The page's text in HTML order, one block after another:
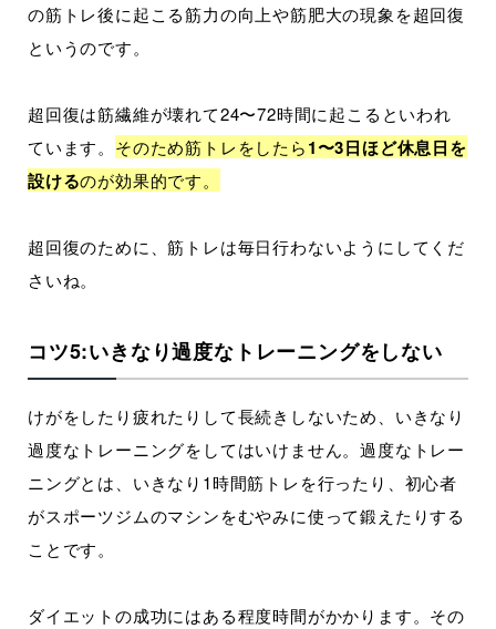
の筋トレ後に起こる筋力の向上や筋肥大の現象を超回復
というのです。
超回復は筋繊維が壊れて24〜72時間に起こるといわれ
ています。 そのため筋トレをしたら1〜3日ほど休息日を
設けるのが効果的です。
超回復のために、筋トレは毎日行わないようにしてくだ
さいね。
コツ5:いきなり過度なトレーニングをしない
けがをしたり疲れたりして長続きしないため、いきなり
過度なトレーニングをしてはいけません。過度なトレー
ニングとは、いきなり1時間筋トレを行ったり、初心者
がスポーツジムのマシンをむやみに使って鍛えたりする
ことです。
ダイエットの成功にはある程度時間がかかります。その